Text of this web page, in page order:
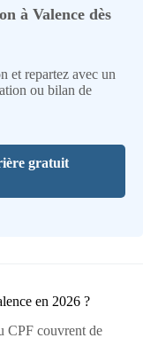
à Valence dès
et repartez avec un
ou bilan de
gratuit
en 2026 ?
CPF couvrent de